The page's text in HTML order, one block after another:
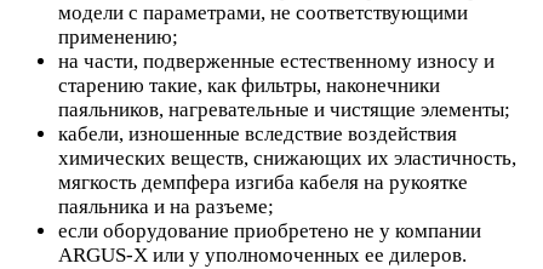
модели с параметрами, не соответствующими
применению;
на части, подверженные естественному износу и
старению такие, как фильтры, наконечники
паяльников, нагревательные и чистящие элементы;
кабели, изношенные вследствие воздействия
химических веществ, снижающих их эластичность,
мягкость демпфера изгиба кабеля на рукоятке
паяльника и на разъеме;
если оборудование приобретено не у компании
ARGUS-X или у уполномоченных ее дилеров.